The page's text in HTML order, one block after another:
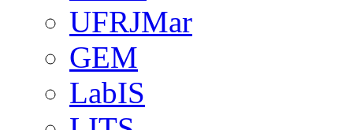
UFRJMar
GEM
LabIS